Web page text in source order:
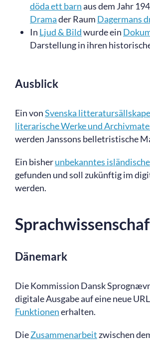
döda ett barnaus dem Jahr
Dramader Raum Dagermans
In Ljud & Bildwurde ein
Darstellung in ihren
Ausblick
Ein vonSvenska
literarische Werke und
werden Janssons belletristische
Ein bisherunbekanntes
gefunden und soll zukünftig im
werden.
Dänemark
Die Kommission Dansk
digitale Ausgabe auf eine neue
Funktionenerhalten.
DieZusammenarbeit zwischen